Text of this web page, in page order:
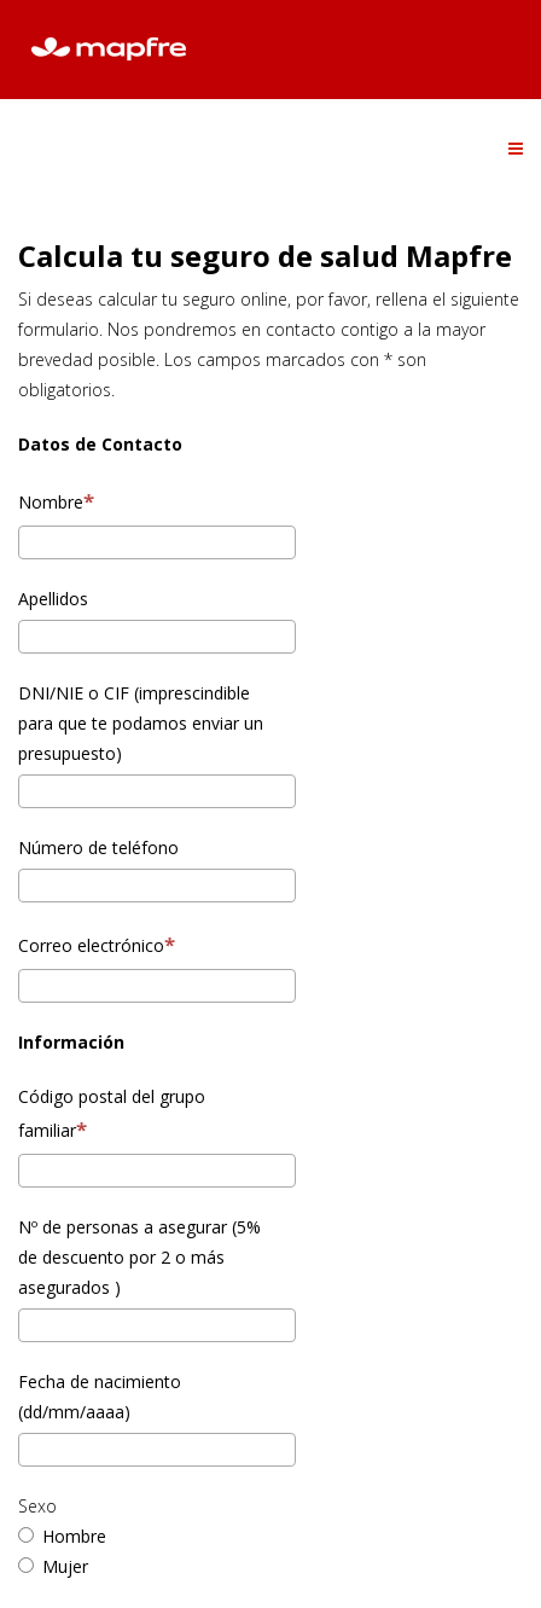
Calcula tu seguro de salud Mapfre
Si deseas calcular tu seguro online, por favor, rellena el siguiente
formulario. Nos pondremos en contacto contigo a la mayor
brevedad posible. Los campos marcados con * son
obligatorios.
Datos de Contacto
Nombre
Apellidos
DNI/NIE o CIF (imprescindible
para que te podamos enviar un
presupuesto)
Número de teléfono
Correo electrónico
Información
Código postal del grupo
familiar
Nº de personas a asegurar (5%
de descuento por 2 o más
asegurados )
Fecha de nacimiento
(dd/mm/aaaa)
Sexo
Hombre
Mujer